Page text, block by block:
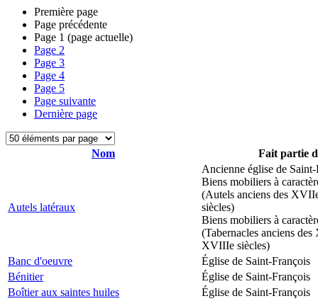
Première page
Page précédente
Page 1 (page actuelle)
Page 2
Page 3
Page 4
Page 5
Page suivante
Dernière page
Nom Fait partie
Autels latéraux
Ancienne église de Saint-
Biens mobiliers à
(Autels anciens des
siècles)
Biens mobiliers à
(Tabernacles anciens
XVIIIe siècles)
Banc d'oeuvre
Église de Saint-François
Bénitier
Église de Saint-François
Boîtier aux saintes huiles
Église de Saint-François